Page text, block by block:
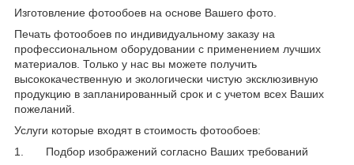
Изготовление фотообоев на основе Вашего фото.
Печать фотообоев по индивидуальному заказу на
профессиональном оборудовании с применением лучших
материалов. Только у нас вы можете получить
высококачественную и экологически чистую эксклюзивную
продукцию в запланированный срок и с учетом всех Ваших
пожеланий.
Услуги которые входят в стоимость фотообоев:
1. Подбор изображений согласно Ваших требований